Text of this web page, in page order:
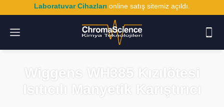
Laboratuvar Cihazları online satış sitemiz açıldı.
Wiggens WH385 Kızılötesi
Isıtıcılı Manyetik Karıştırıcı